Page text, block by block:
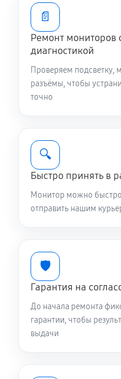
📄
Ремонт мониторов
диагностикой
Проверяем подсветку,
разъёмы, чтобы
точно
🔍
Быстро принять в
Монитор можно быстро
отправить нашим
🛡️
Гарантия на
До начала ремонта
гарантии, чтобы
выдачи